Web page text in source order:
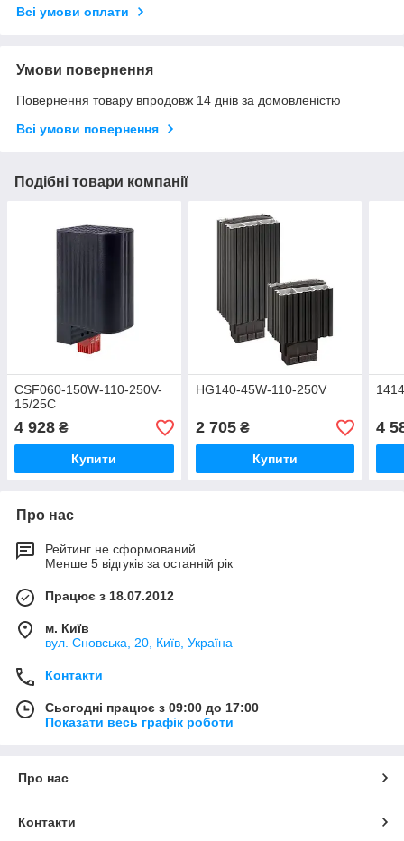
Всі умови оплати
Умови повернення
Повернення товару впродовж 14 днів за домовленістю
Всі умови повернення
Подібні товари компанії
CSF060-150W-110-250V-
15/25C
4 928 ₴
Купити
HG140-45W-110-250V
2 705₴
Купити
4
Про нас
Рейтинг не сформований
Менше 5 відгуків за останній рік
Працює з 18.07.2012
м. Київ
вул. Сновська, 20, Київ, Україна
Контакти
Сьогодні працює з 09:00 до 17:00
Показати весь графік роботи
Про нас
Контакти